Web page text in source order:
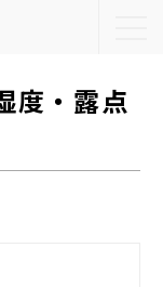
・露点